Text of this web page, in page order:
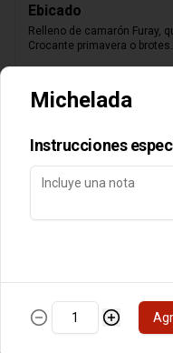
Ebicado
Relleno de camarón Furay,
Crocante primavera o brotes.
Camarón furay, palta,
chimichurri nikkei,
Michelada
Instrucciones